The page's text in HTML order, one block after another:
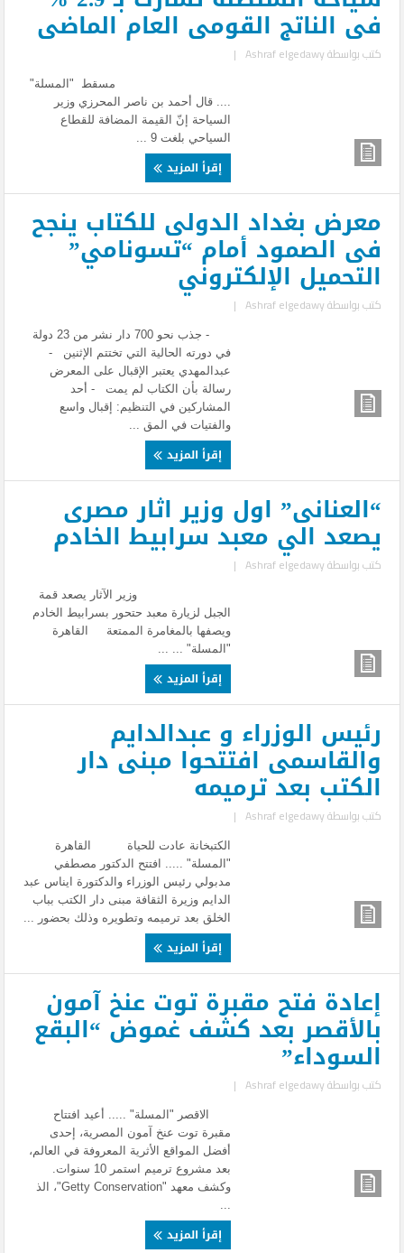
فى الناتج القومى العام الماضى
كتب بواسطةAshraf elgedawy
|
مسقط "المسلة"
.... قال أحمد بن ناصر المحرزي وزير
السياحة إنّ القيمة المضافة للقطاع
السياحي بلغت 9 ...
إقرأ المزيد
معرض بغداد الدولى للكتاب ينجح
فى الصمود أمام “تسونامي”
التحميل الإلكتروني
كتب بواسطةAshraf elgedawy
|
- جذب نحو 700 دار نشر من 23 دولة
في دورته الحالية التي تختتم الإثنين -
عبدالمهدي يعتبر الإقبال على المعرض
رسالة بأن الكتاب لم يمت - أحد
المشاركين في التنظيم: إقبال واسع
والفتيات في المق ...
إقرأ المزيد
“العنانى” اول وزير اثار مصرى
يصعد الي معبد سرابيط الخادم
كتب بواسطةAshraf elgedawy
|
وزير الآثار يصعد قمة
الجبل لزيارة معبد حتحور بسرابيط الخادم
ويصفها بالمغامرة الممتعة القاهرة
"المسلة" ... ...
إقرأ المزيد
رئيس الوزراء و عبدالدايم
والقاسمى افتتحوا مبنى دار
الكتب بعد ترميمه
كتب بواسطةAshraf elgedawy
|
الكتبخانة عادت للحياة القاهرة
"المسلة" ..... افتتح الدكتور مصطفي
مدبولي رئيس الوزراء والدكتورة ايناس عبد
الدايم وزيرة الثقافة مبنى دار الكتب بباب
الخلق بعد ترميمه وتطويره وذلك بحضور ...
إقرأ المزيد
إعادة فتح مقبرة توت عنخ آمون
بالأقصر بعد كشف غموض “البقع
السوداء”
كتب بواسطةAshraf elgedawy
|
الاقصر "المسلة" ..... أعيد افتتاح
مقبرة توت عنخ آمون المصرية، إحدى
أفضل المواقع الأثرية المعروفة في العالم،
بعد مشروع ترميم استمر 10 سنوات.
وكشف معهد "Getty Conservation"، الذ
إقرأ المزيد